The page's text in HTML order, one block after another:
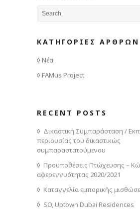
ΚΑΤΗΓΟΡΙΕΣ ΑΡΘΡΩΝ
Νέα
FAMus Project
RECENT POSTS
Δικαστική Συμπαράσταση /
περιουσίας του δικαστικώς
συμπαραστατούμενου
Προυποθέσεις Πτώχευσης –
αφερεγγυότητας 2020/2021
Καταγγελία εμπορικής
SO, Uptown Dubai Residences